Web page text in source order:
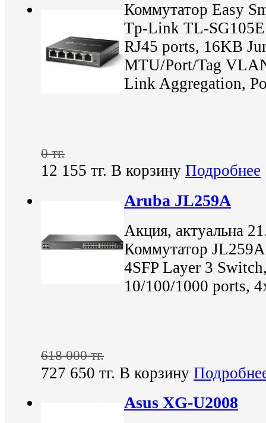
Коммутатор Easy
Tp-Link TL-
RJ45 ports, 16KB
MTU/Port/Tag
Link Aggregation,
0 тг.
12 155 тг. В корзину Подробнее
Aruba JL259A
Акция, актуальна
Коммутатор
4SFP Layer 3
10/100/1000 ports,
618 000 тг.
727 650 тг. В корзину
Asus XG-U2008